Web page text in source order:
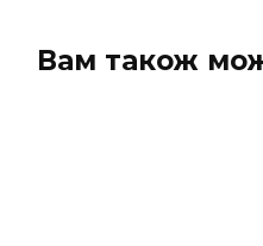
Вам також